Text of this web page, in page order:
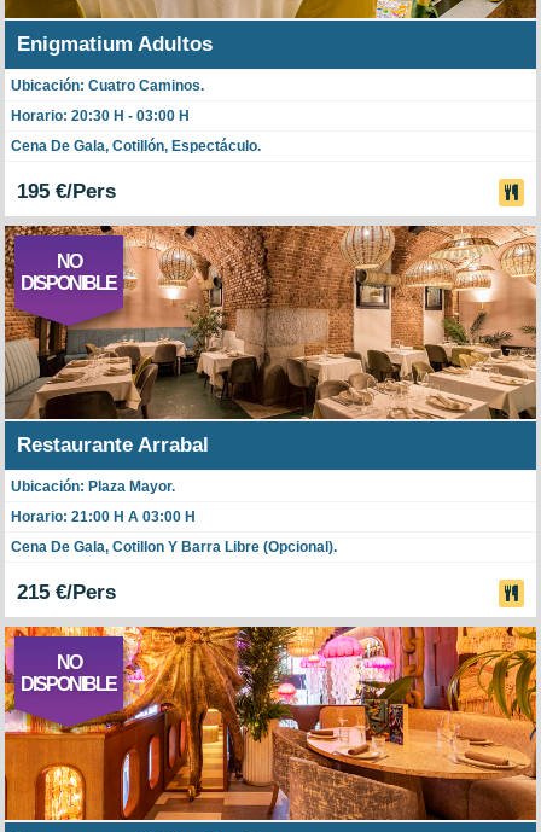
Enigmatium Adultos
Ubicación: Cuatro Caminos.
Horario: 20:30 H - 03:00 H
Cena De Gala, Cotillón, Espectáculo.
195 €/Pers
NO
DISPONIBLE
Restaurante Arrabal
Ubicación: Plaza Mayor.
Horario: 21:00 H A 03:00 H
Cena De Gala, Cotillon Y Barra Libre (opcional).
215 €/Pers
NO
DISPONIBLE